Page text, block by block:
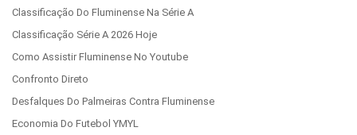
Classificação Do Fluminense Na Série A
Classificação Série A 2026 Hoje
Como Assistir Fluminense No Youtube
Confronto Direto
Desfalques Do Palmeiras Contra Fluminense
Economia Do Futebol YMYL